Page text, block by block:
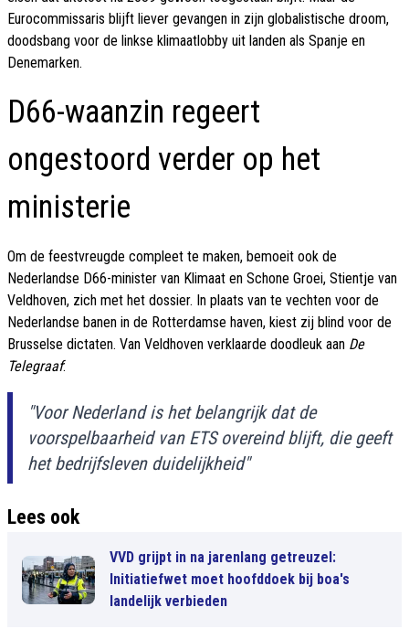
Eurocommissaris blijft liever gevangen in zijn globalistische droom,
doodsbang voor de linkse klimaatlobby uit landen als Spanje en
Denemarken.
D66-waanzin regeert
ongestoord verder op het
ministerie
Om de feestvreugde compleet te maken, bemoeit ook de
Nederlandse D66-minister van Klimaat en Schone Groei, Stientje van
Veldhoven, zich met het dossier. In plaats van te vechten voor de
Nederlandse banen in de Rotterdamse haven, kiest zij blind voor de
Brusselse dictaten. Van Veldhoven verklaarde doodleuk aan De
Telegraaf:
"Voor Nederland is het belangrijk dat de
voorspelbaarheid van ETS overeind blijft, die geeft
het bedrijfsleven duidelijkheid"
Lees ook
VVD grijpt in na jarenlang getreuzel:
Initiatiefwet moet hoofddoek bij boa's
landelijk verbieden